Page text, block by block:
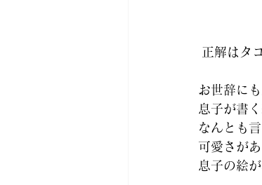
正解はタ
お世辞に
息子が書
なんとも
可愛さがあ
息子の絵